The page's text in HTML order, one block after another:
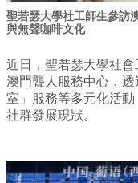
聖若瑟大學社工師生參訪
與無聲咖啡文化
近日，聖若瑟大學社
澳門聾人服務中心，
室」服務等多元化活
社群發展現狀。